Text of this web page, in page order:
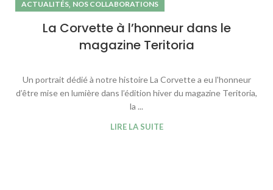
ACTUALITÉS, NOS COLLABORATIONS
La Corvette à l’honneur dans le
magazine Teritoria
Un portrait dédié à notre histoire La Corvette a eu l'honneur
d’être mise en lumière dans l’édition hiver du magazine Teritoria,
la ...
LIRE LA SUITE